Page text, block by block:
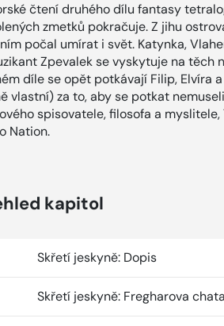
čtení druhého dílu fantasy
zmetků pokračuje. Z jihu
počal umírat i svět. Katynka,
Zpevalek se vyskytuje na těch
díle se opět potkávají Filip, Elvíra
vlastní) za to, aby se potkat
spisovatele, filosofa a
Nation.
kapitol
Skřetí jeskyně: Dopis
Skřetí jeskyně: Fregharova chata